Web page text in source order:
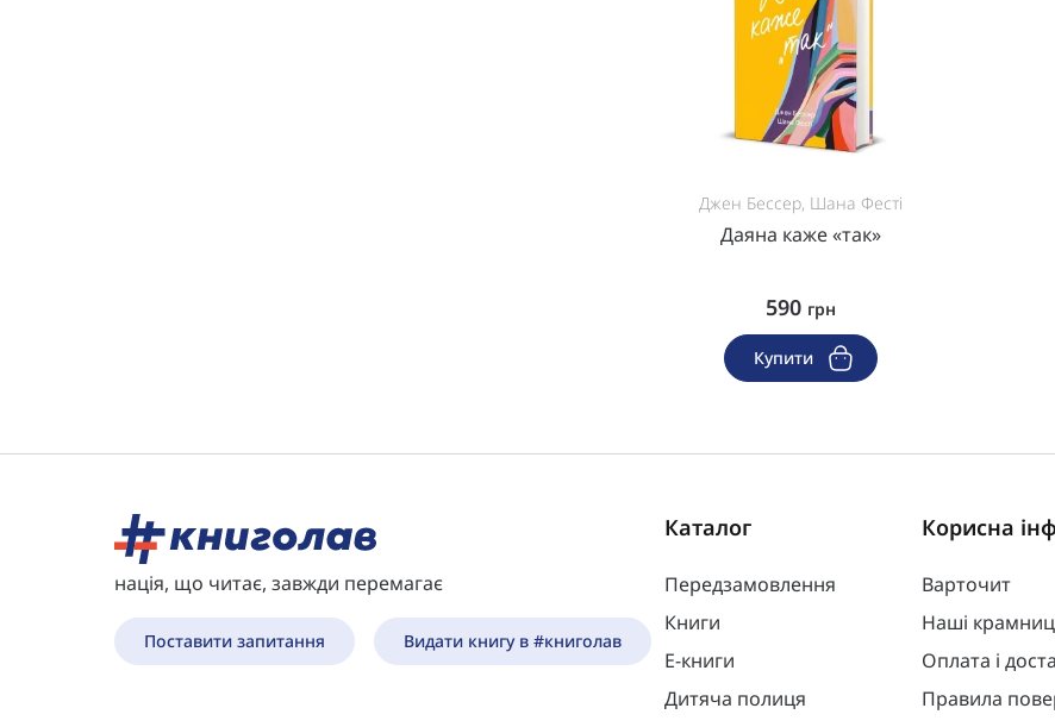
Джен Бессер, Шана Фесті
Даяна каже «так»
590 грн
Купити
нація, що читає, завжди перемагає
Поставити запитання Видати книгу в #книголав
Каталог
Передзамовлення
Книги
Е-книги
Дитяча полиця
Корисна
Варточит
Наші
Оплата і
Правила